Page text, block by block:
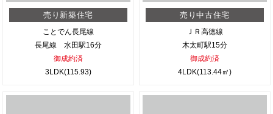
売り新築住宅
ことでん長尾線
長尾線 水田駅16分
御成約済
3LDK(115.93)
売り中古住宅
ＪＲ高徳線
木太町駅15分
御成約済
4LDK(113.44㎡)